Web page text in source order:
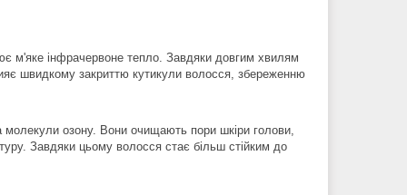
м'яке інфрачервоне тепло. Завдяки довгим хвилям
швидкому закриттю кутикули волосся, збереженню
молекули озону. Вони очищають пори шкіри голови,
Завдяки цьому волосся стає більш стійким до